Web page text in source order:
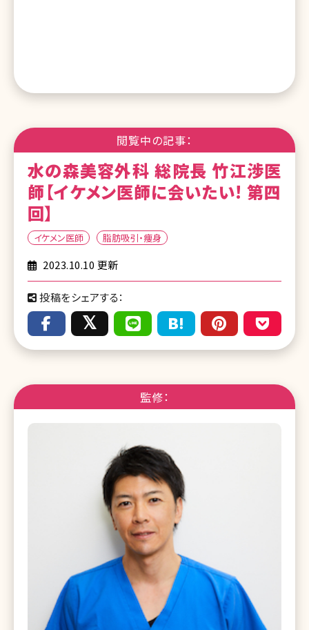
閲覧中の記事：
水の森美容外科 総院長 竹江渉医
師【イケメン医師に会いたい! 第四
回】
イケメン医師 脂肪吸引・痩身
2023.10.10 更新
投稿をシェアする：
監修：